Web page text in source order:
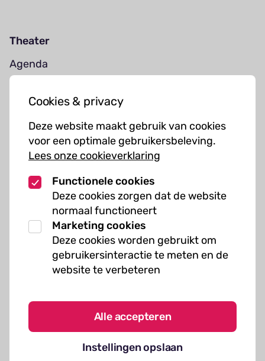
Cookies & privacy
Deze website maakt gebruik van cookies
voor een optimale gebruikersbeleving.
Lees onze cookieverklaring
Functionele cookies
Deze cookies zorgen dat de website
normaal functioneert
Marketing cookies
Deze cookies worden gebruikt om
gebruikersinteractie te meten en de
website te verbeteren
Alle accepteren
Instellingen opslaan
Theater
Agenda
Muziekcursussen
Kunst cursussen
Over ons
Organisatie
Werken bij Kielzog
Veelgestelde vragen
Algemene voorwaarden